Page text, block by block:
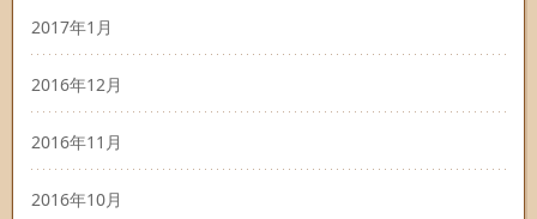
2017年1月
2016年12月
2016年11月
2016年10月